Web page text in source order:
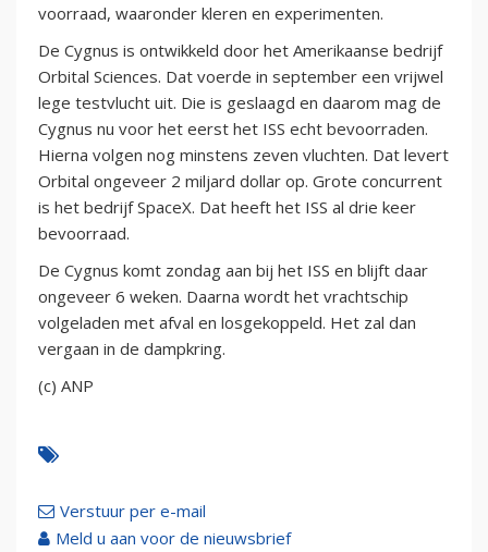
voorraad, waaronder kleren en experimenten.
De Cygnus is ontwikkeld door het Amerikaanse bedrijf
Orbital Sciences. Dat voerde in september een vrijwel
lege testvlucht uit. Die is geslaagd en daarom mag de
Cygnus nu voor het eerst het ISS echt bevoorraden.
Hierna volgen nog minstens zeven vluchten. Dat levert
Orbital ongeveer 2 miljard dollar op. Grote concurrent
is het bedrijf SpaceX. Dat heeft het ISS al drie keer
bevoorraad.
De Cygnus komt zondag aan bij het ISS en blijft daar
ongeveer 6 weken. Daarna wordt het vrachtschip
volgeladen met afval en losgekoppeld. Het zal dan
vergaan in de dampkring.
(c) ANP
Verstuur per e-mail
Meld u aan voor de nieuwsbrief